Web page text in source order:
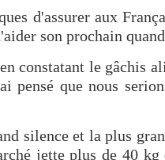
d'assurer aux
son prochain
constatant le gâchis
pensé que nous
silence et la plus
jette plus de 40